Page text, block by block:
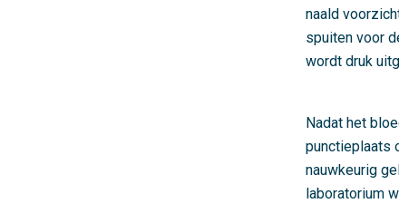
naald
spuiten voor
wordt druk
Nadat het
punctieplaats
nauwkeurig
laboratorium